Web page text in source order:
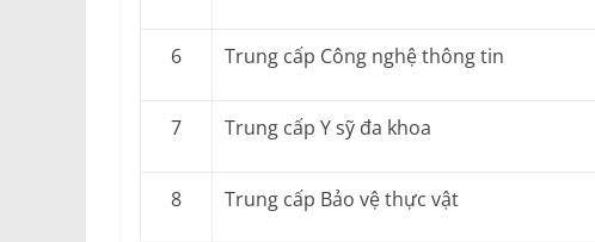
6 Trung cấp Công nghệ thông tin
7 Trung cấp Y sỹ đa khoa
8 Trung cấp Bảo vệ thực vật